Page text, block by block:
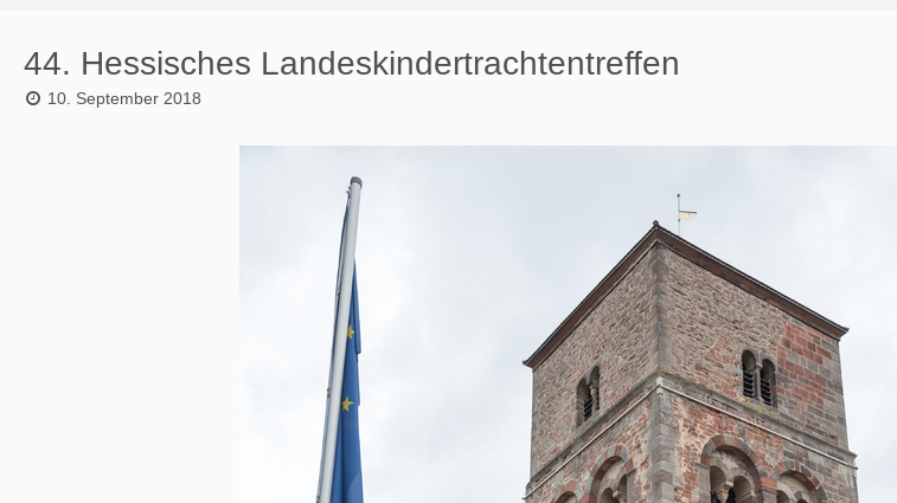
44. Hessisches Landeskindertrachtentreffen
10. September 2018